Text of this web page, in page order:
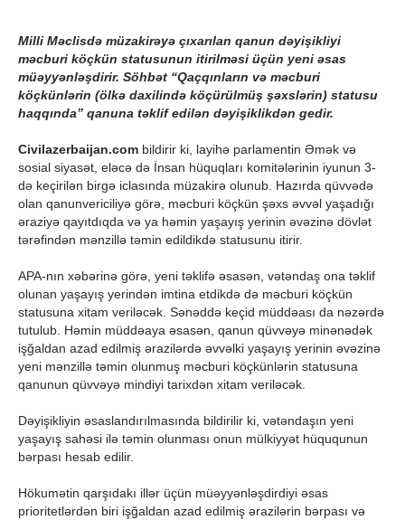
Milli Məclisdə müzakirəyə çıxarılan qanun dəyişikliyi
məcburi köçkün statusunun itirilməsi üçün yeni əsas
müəyyənləşdirir. Söhbət “Qaçqınların və məcburi
köçkünlərin (ölkə daxilində köçürülmüş şəxslərin) statusu
haqqında” qanuna təklif edilən dəyişiklikdən gedir.
Civilazerbaijan.com bildirir ki, layihə parlamentin Əmək və
sosial siyasət, eləcə də İnsan hüquqları komitələrinin iyunun 3-
də keçirilən birgə iclasında müzakirə olunub. Hazırda qüvvədə
olan qanunvericiliyə görə, məcburi köçkün şəxs əvvəl yaşadığı
əraziyə qayıtdıqda və ya həmin yaşayış yerinin əvəzinə dövlət
tərəfindən mənzillə təmin edildikdə statusunu itirir.
APA-nın xəbərinə görə, yeni təklifə əsasən, vətəndaş ona təklif
olunan yaşayış yerindən imtina etdikdə də məcburi köçkün
statusuna xitam veriləcək. Sənəddə keçid müddəası da nəzərdə
tutulub. Həmin müddəaya əsasən, qanun qüvvəyə minənədək
işğaldan azad edilmiş ərazilərdə əvvəlki yaşayış yerinin əvəzinə
yeni mənzillə təmin olunmuş məcburi köçkünlərin statusuna
qanunun qüvvəyə mindiyi tarixdən xitam veriləcək.
Dəyişikliyin əsaslandırılmasında bildirilir ki, vətəndaşın yeni
yaşayış sahəsi ilə təmin olunması onun mülkiyyət hüququnun
bərpası hesab edilir.
Hökumətin qarşıdakı illər üçün müəyyənləşdirdiyi əsas
prioritetlərdən biri işğaldan azad edilmiş ərazilərin bərpası və